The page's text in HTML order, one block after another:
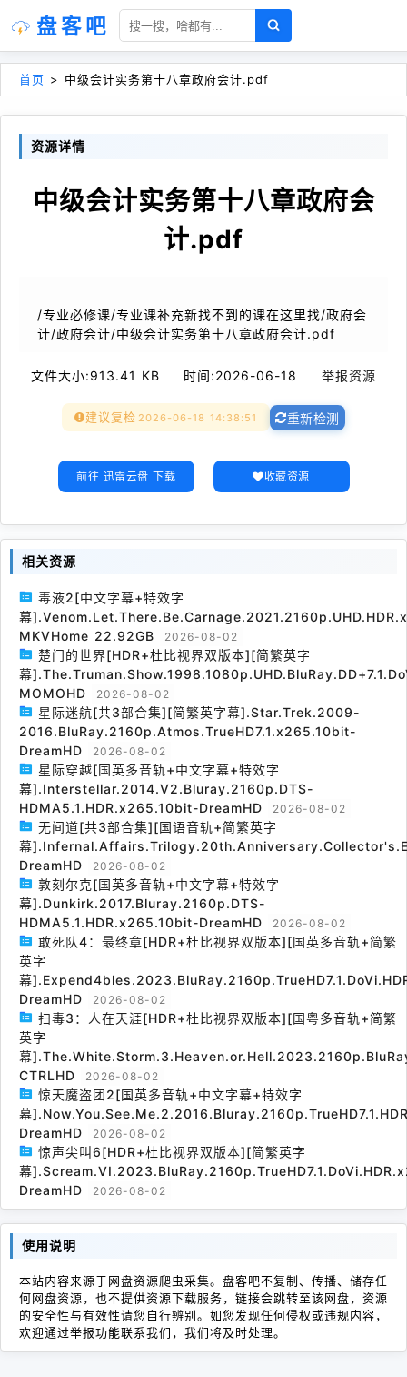
盘客吧
首页 > 中级会计实务第十八章政府会计.pdf
资源详情
中级会计实务第十八章政府会
计.pdf
/专业必修课/专业课补充新找不到的课在这里找/政府会
计/政府会计/中级会计实务第十八章政府会计.pdf
文件大小:913.41 KB 时间:2026-06-18 举报资源
建议复检 2026-06-18 14:38:51 重新检测
前往 迅雷云盘 下载 收藏资源
相关资源
毒液2[中文字幕+特效字
幕
MKVHome 22.92GB
2026-08-02
楚门的世界[HDR+杜比视界双版本][简繁英字
幕
MOMOHD
2026-08-02
星际迷航[共3部合集][简繁英字幕].Star.Trek.2009-
2016.BluRay.2160p.Atmos.TrueHD7.1.x265.10bit-
DreamHD
2026-08-02
星际穿越[国英多音轨+中文字幕+特效字
幕].Interstellar.2014.V2.Bluray.2160p.DTS-
HDMA5.1.HDR.x265.10bit-DreamHD
2026-08-02
无间道[共3部合集][国语音轨+简繁英字
幕
DreamHD
2026-08-02
敦刻尔克[国英多音轨+中文字幕+特效字
幕].Dunkirk.2017.Bluray.2160p.DTS-
HDMA5.1.HDR.x265.10bit-DreamHD
2026-08-02
敢死队4：最终章[HDR+杜比视界双版本][国英多音轨+简繁
英字
幕
DreamHD
2026-08-02
扫毒3：人在天涯[HDR+杜比视界双版本][国粤多音轨+简繁
英字
幕
CTRLHD
2026-08-02
惊天魔盗团2[国英多音轨+中文字幕+特效字
幕
DreamHD
2026-08-02
惊声尖叫6[HDR+杜比视界双版本][简繁英字
幕
DreamHD
2026-08-02
使用说明
本站内容来源于网盘资源爬虫采集。盘客吧不复制、传播、储存任
何网盘资源，也不提供资源下载服务，链接会跳转至该网盘，资源
的安全性与有效性请您自行辨别。如您发现任何侵权或违规内容，
欢迎通过举报功能联系我们，我们将及时处理。